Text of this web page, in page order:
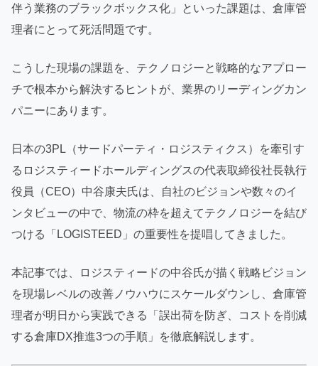
伴う業務のブラックボックス化」といった課題は、倉庫管
理者にとって死活問題です。
こうした現場の課題を、テクノロジーと戦略的なアプロー
チで根本から解決するヒントが、業界のリーディングカン
パニーにあります。
日本の3PL（サードパーティ・ロジスティクス）を牽引す
るロジスティードホールディングスの代表取締役社長執行
役員（CEO）中谷康夫氏は、自社のビジョンや数々のイ
ンタビューの中で、物流の枠を超えてテクノロジーを結び
つける「LOGISTEED」の重要性を提唱してきました。
本記事では、ロジスティードの中谷氏が描く戦略ビジョン
を現場レベルの改善ノウハウにスケールダウンし、倉庫管
理者が明日から実践できる「誤出荷を防ぎ、コストを削減
する倉庫DX推進3つの手順」を徹底解説します。